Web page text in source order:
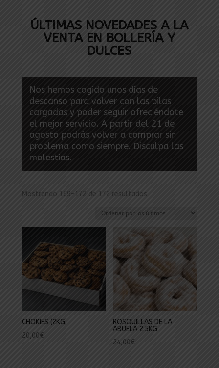
ÚLTIMAS NOVEDADES A LA
VENTA EN BOLLERÍA Y
DULCES
Nos hemos cogido unos días de
descanso para volver con las pilas
cargadas y poder seguir ofreciéndote
el mejor servicio. A partir del 21 de
agosto podrás volver a comprar sin
problema como siempre. Disculpa las
molestias.
Mostrando 169–172 de 172 resultadosOrdenado
los
últimos
CHOKIES (2KG)
20,00€
ROSQUILLAS DE LA
ABUELA 2.5KG
24,00€